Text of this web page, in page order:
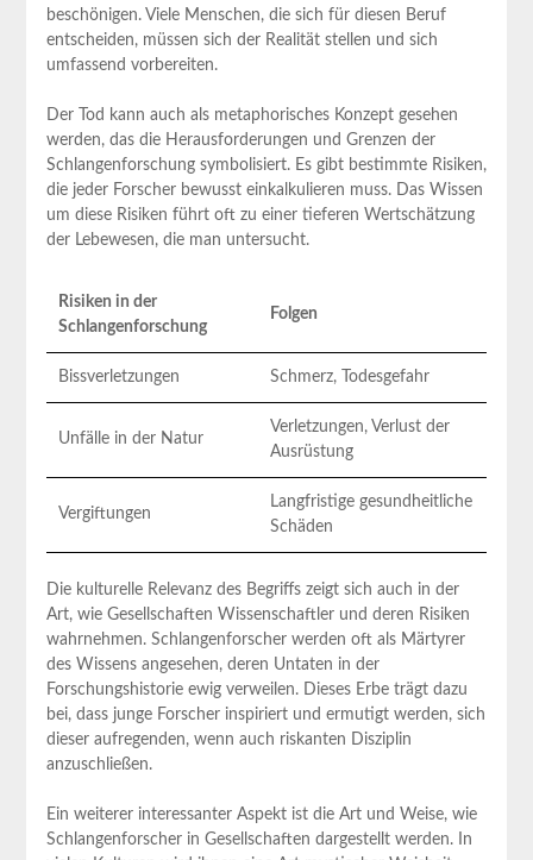
⁢beschönigen. Viele ⁤Menschen, die sich⁤ für ‌diesen Beruf
entscheiden, müssen sich der Realität​ stellen‍ und sich
umfassend​ vorbereiten.
Der Tod kann auch als metaphorisches Konzept gesehen
werden, ⁤das die ⁣Herausforderungen ​und Grenzen der
Schlangenforschung symbolisiert. Es gibt bestimmte Risiken,
die jeder Forscher bewusst einkalkulieren muss. Das ⁣Wissen⁢
um diese Risiken führt oft zu⁢ einer tieferen Wertschätzung
der Lebewesen, die man untersucht.
Risiken in der
⁣Schlangenforschung
Folgen
Bissverletzungen Schmerz, Todesgefahr
Unfälle in der Natur
Verletzungen, Verlust⁢ der
Ausrüstung
Vergiftungen
Langfristige gesundheitliche
Schäden
Die kulturelle Relevanz des⁢ Begriffs zeigt sich​ auch in der​
Art, ‌wie Gesellschaften Wissenschaftler und deren Risiken
wahrnehmen. Schlangenforscher werden oft als Märtyrer
des ​Wissens angesehen,⁤ deren Untaten in ​der
Forschungshistorie‌ ewig verweilen. Dieses Erbe trägt dazu
bei, dass junge Forscher inspiriert und‌ ermutigt werden, sich
dieser aufregenden, wenn auch riskanten Disziplin
⁤anzuschließen.
Ein weiterer interessanter Aspekt ​ist die Art und Weise, wie
Schlangenforscher in Gesellschaften dargestellt werden. In